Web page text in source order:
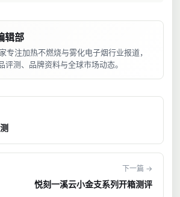
辑部
专注加热不燃烧与雾化电子烟行业报道，
评测、品牌资料与全球市场动态。
下一篇 →
悦刻一溪云小金支系列开箱测评